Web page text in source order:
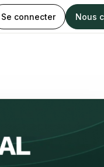
Se connecter Nous